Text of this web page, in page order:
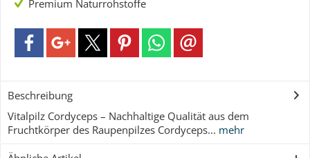
Premium Naturrohstoffe
Beschreibung
Vitalpilz Cordyceps – Nachhaltige Qualität aus dem
Fruchtkörper des Raupenpilzes Cordyceps... mehr